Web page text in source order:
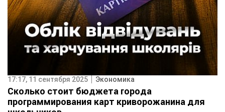
17:17, 11 сентября 2025 Экономика
Сколько стоит бюджета города
программирования карт криворожанина для